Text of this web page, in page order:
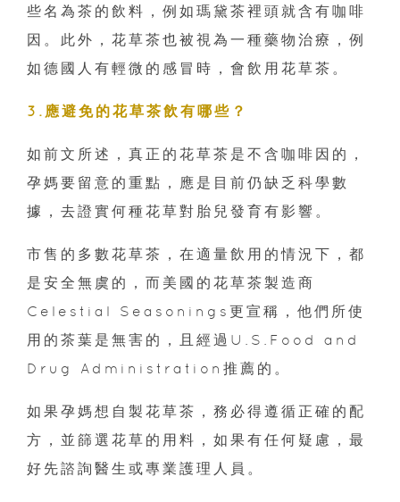
些名為茶的飲料，例如瑪黛茶裡頭就含有咖啡
因。此外，花草茶也被視為一種藥物治療，例
如德國人有輕微的感冒時，會飲用花草茶。
3.應避免的花草茶飲有哪些？
如前文所述，真正的花草茶是不含咖啡因的，
孕媽要留意的重點，應是目前仍缺乏科學數
據，去證實何種花草對胎兒發育有影響。
市售的多數花草茶，在適量飲用的情況下，都
是安全無虞的，而美國的花草茶製造商
Celestial Seasonings更宣稱，他們所使
用的茶葉是無害的，且經過U.S.Food and
Drug Administration推薦的。
如果孕媽想自製花草茶，務必得遵循正確的配
方，並篩選花草的用料，如果有任何疑慮，最
好先諮詢醫生或專業護理人員。